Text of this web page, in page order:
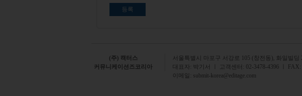
(주) 캑터스
커뮤니케이션즈코리아
서 울특별시 마포구 서강로 105 (창전동), 화일빌딩
대표자: 박기서 ㅣ 고객센터:
02-3478-4396 ㅣ
이메일: submit-korea@editage.com